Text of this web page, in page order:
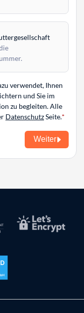
verwendet, Ihnen
und Sie im
zu begleiten. Alle
DatenschutzSeite.
Weiter